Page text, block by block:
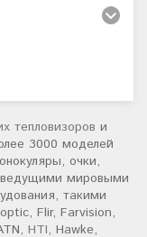
тепловизоров и
3000 моделей
очки,
мировыми
такими
Flir, Farvision,
HTI, Hawke,